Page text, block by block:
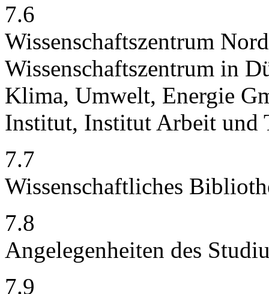
7.6
Wissenschaftszentrum
Wissenschaftszentrum in
Klima, Umwelt, Energie
Institut, Institut Arbeit und
7.7
Wissenschaftliches
7.8
Angelegenheiten des
7.9